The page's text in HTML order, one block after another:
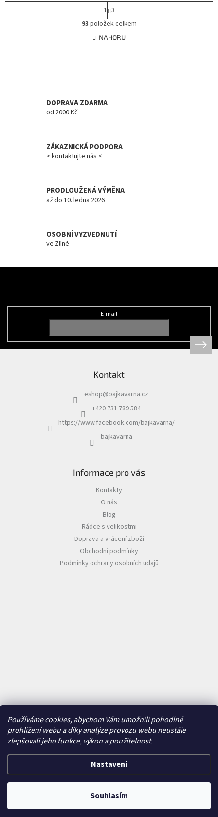
Používáme cookies, abychom Vám umožnili pohodlné
prohlížení webu a díky analýze provozu webu neustále
zlepšovali jeho funkce, výkon a použitelnost.
Nastavení
Souhlasím
O
v
l
á
ý
u
S
t
r
á
n
k
1 3
93 položek celkem
NAHORU
DOPRAVA ZDARMA
od 2000 Kč
ZÁKAZNICKÁ PODPORA
> kontaktujte nás <
PRODLOUŽENÁ VÝMĚNA
až do 10. ledna 2026
OSOBNÍ VYZVEDNUTÍ
ve Zlíně
E-mail
Kontakt
eshop@bajkavarna.cz
+420 731 789 584
https://www.facebook.com/bajkavarna/
bajkavarna
Informace pro vás
Kontakty
O nás
Blog
Rádce s velikostmi
Doprava a vrácení zboží
Obchodní podmínky
Podmínky ochrany osobních údajů
Vytvořil Shoptet
Bajkavárna. Všechna práva vyhrazena.